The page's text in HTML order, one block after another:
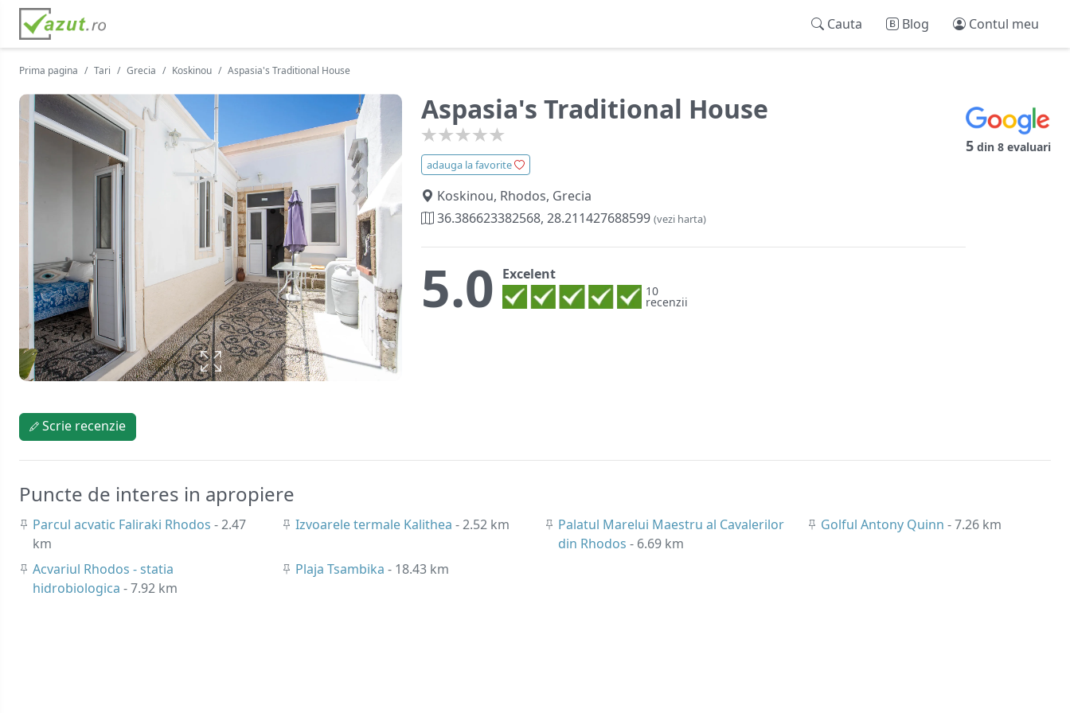
Cauta Blog Contul meu
Prima pagina Tari Grecia Koskinou Aspasia's Traditional House
Aspasia's Traditional House
adauga la favorite
Koskinou, Rhodos, Grecia
36.386623382568, 28.211427688599(vezi harta)
5.0 Excelent
10
recenzii
5 din 8 evaluari
Scrie recenzie
Puncte de interes in apropiere
Parcul acvatic Faliraki Rhodos - 2.47
km
Izvoarele termale Kalithea - 2.52 km
Palatul Marelui Maestru al Cavalerilor
din Rhodos - 6.69 km
Golful Antony Quinn - 7.26 km
Acvariul Rhodos - statia
hidrobiologica - 7.92 km
Plaja Tsambika - 18.43 km